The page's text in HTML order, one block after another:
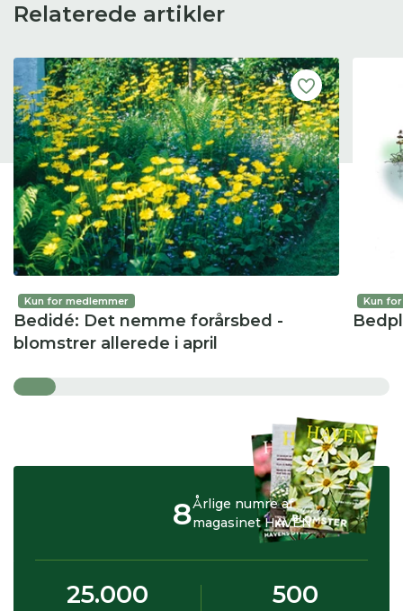
Relaterede artikler
Kun for medlemmer
Bedidé: Det nemme forårsbed -
blomstrer allerede i april
Kun
Årlige numre af
magasinet HAVEN
8
25.000 500